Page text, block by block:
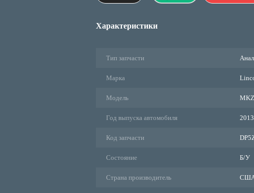
Характеристики
Тип запчасти
Марка
Модель MKZ
Год выпуска автомобиля
Код запчасти
Состояние Б/У
Страна производитель